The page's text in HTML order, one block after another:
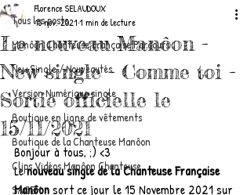
Tous les posts
Manôon Chanteuse Française Parcours
New Single / Nouveautés
Version Numérique single
Boutique en ligne de vêtements
Boutique de la Chanteuse Manôon
Clips Vidéos Manôon Chanteuse
SACEM
Le nouveau Manôon -
New single - Comme toi -
Sortie officielle le
15/11/2021
Florence SELAUDOUX
15 nov. 20211 min de lecture
Bonjour à tous, ;) <3
Le nouveau single de la Chanteuse Française
Manôon sort ce jour le 15 Novembre 2021 sur